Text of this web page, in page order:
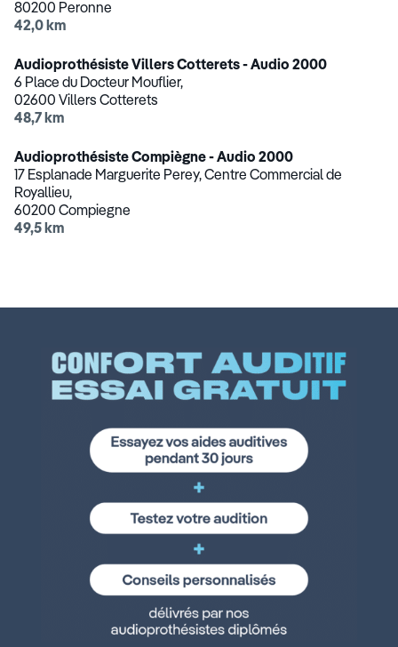
80200 Peronne
42,0 km
Audioprothésiste Villers Cotterets - Audio 2000
6 Place du Docteur Mouflier,
02600 Villers Cotterets
48,7 km
Audioprothésiste Compiègne - Audio 2000
17 Esplanade Marguerite Perey, Centre Commercial de
Royallieu,
60200 Compiegne
49,5 km